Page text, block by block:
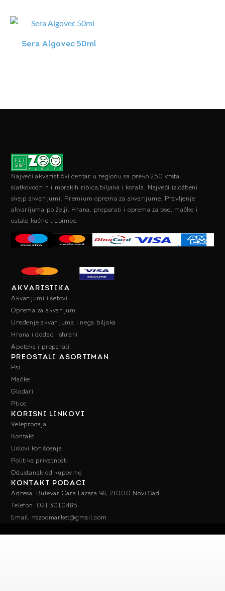
Sera Algovec 50ml
Najveći akvaristički centar u regionu sa preko 250 vrsta
slatkovodnih i morskih ribica,biljaka i korala. Najveći izložbeni
skejp akvarijumi. Premium oprema za akvarijume. Pravljenje
akvarijuma po želji. Hrana, preparati i oprema za pse, mačke i
ostale kućne ljubimce.
AKVARISTIKA
Akvarijumi i setovi
Oprema za akvarijum
Uređenje akvarijuma i nega biljaka
Hrana i dodaci ishrani
Apoteka i preparati
PREOSTALI ASORTIMAN
Psi
Mačke
Glodari
Ptice
KORISNI LINKOVI
Veleprodaja
Kontakt
Uslovi korišćenja
Politika privatnosti
Odustanak od kupovine
KONTAKT PODACI
Adresa: Bulevar Cara Lazara 98, 21000 Novi Sad
Telefon: 021 3010485
Email: nszoomarket@gmail.com